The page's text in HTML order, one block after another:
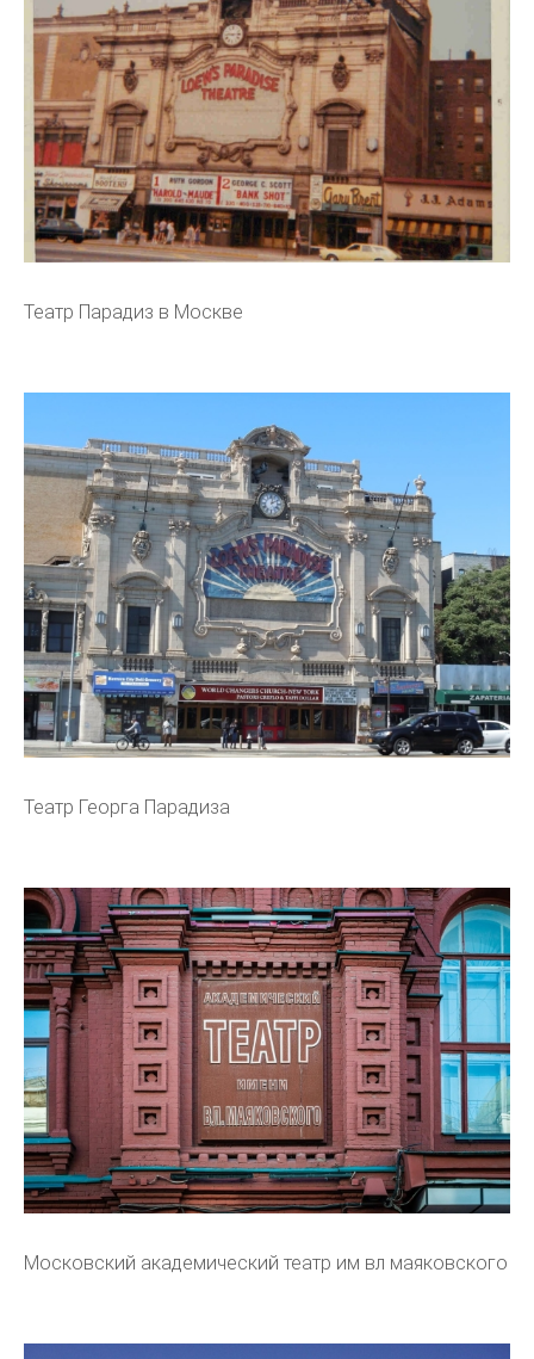
Театр Парадиз в Москве
Театр Георга Парадиза
Московский академический театр им вл маяковского